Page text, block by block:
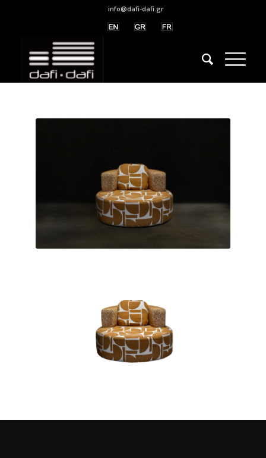
info@dafi-dafi.gr